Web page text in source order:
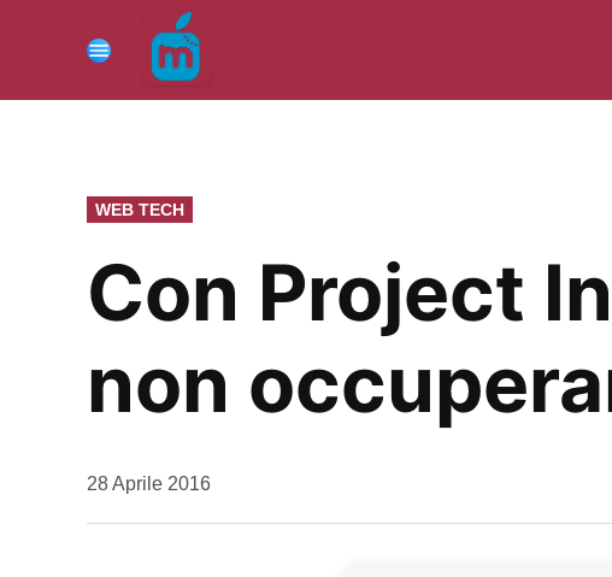
contenuto
Menu
PUBBLICATO
IN
WEB TECH
Con Project
non
da
28 Aprile 2016